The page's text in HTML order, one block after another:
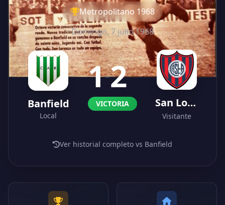
Metropolitano 1968
Domingo, 7 julio 1968
Banfield
Local
1-2
VICTORIA San Lorenzo
Visitante
Ver historial completo vs Banfield